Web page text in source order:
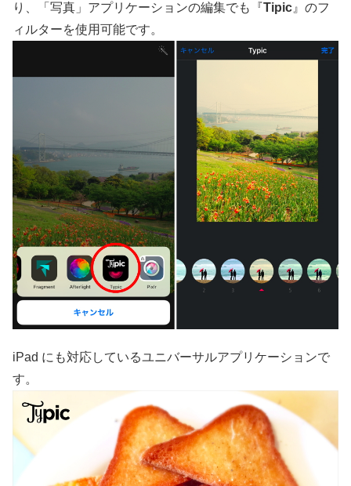
り、「写真」アプリケーションの編集でも『Tipic 』のフ
ィルターを使用可能です。
iPad にも対応しているユニバーサルアプリケーションで
す。